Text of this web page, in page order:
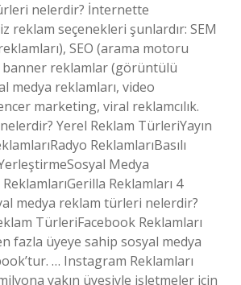
nelerdir? İnternette
reklam seçenekleri şunlardır: SEM
SEO (arama motoru
reklamlar (görüntülü
medya reklamları, video
marketing, viral reklamcılık.
Yerel Reklam TürleriYayın
ReklamlarıBasılı
Medya
Reklamları 4
medya reklam türleri nelerdir?
TürleriFacebook Reklamları
fazla üyeye sahip sosyal medya
… Instagram Reklamları
yakın üyesiyle işletmeler için